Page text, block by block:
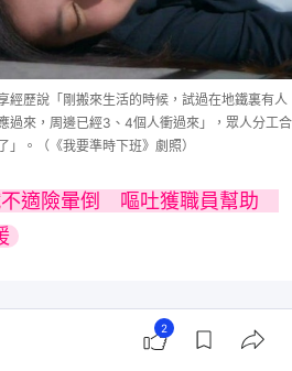
經歷說「剛搬來生活的時候，試過在地鐵裏有人
過來，周邊已經3、4個人衝過來」，眾人分工合
。（《我要準時下班》劇照）
適險暈倒　嘔吐獲職員幫助
2